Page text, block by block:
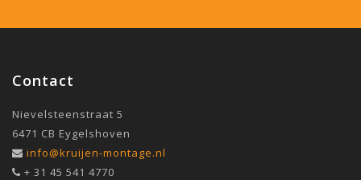
Contact
Nievelsteenstraat 5
6471 CB Eygelshoven
info@kruijen-montage.nl
+ 31 45 541 4770